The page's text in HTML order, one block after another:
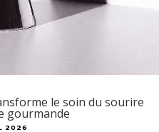
le soin du sourire
gourmande
2026